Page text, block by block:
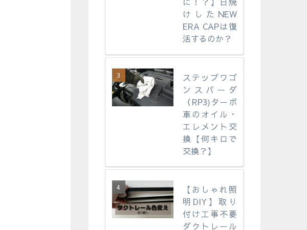
けしたNEW
ERA CAPは復
活するのか？
ステップワゴ
ンスパーダ
（RP3)ターボ
車のオイル・
エレメント交
換【何キロで
交換？】
【おしゃれ照
明DIY】取り
付け工事不要
ダクトレール